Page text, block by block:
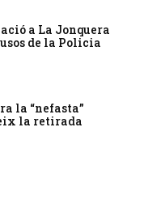
a La Jonquera
de la Policia
la “nefasta”
la retirada